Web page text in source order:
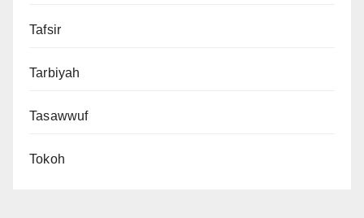
Tafsir
Tarbiyah
Tasawwuf
Tokoh